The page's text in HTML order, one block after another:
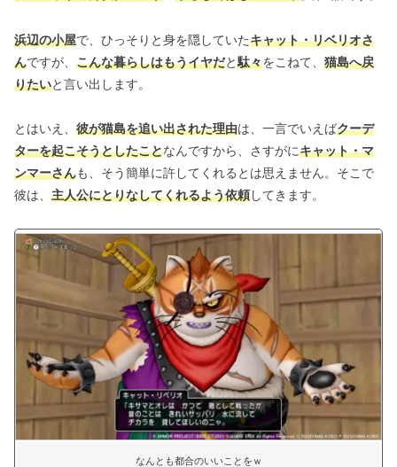
浜辺の小屋で、ひっそりと身を隠していたキャット・リベリオさ
んですが、 こんな暮らしはもうイヤだと駄々をこねて、 猫島へ戻
りたいと言い出します。
とはいえ、 彼が猫島を追い出された理由は、一言でいえばクーデ
ターを起こそうとしたことなんですから、さすがにキャット・マ
ンマーさんも、そう簡単に許してくれるとは思えません。そこで
彼は、 主人公にとりなしてくれるよう依頼してきます。
なんとも都合のいいことをｗ